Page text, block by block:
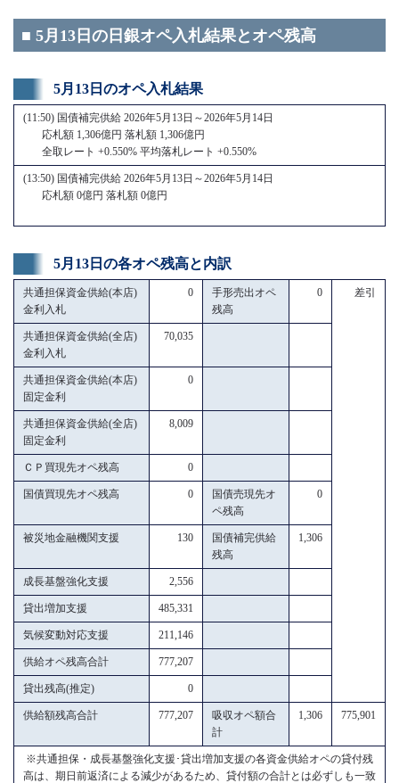
■ 5月13日の日銀オペ入札結果とオペ残高
5月13日のオペ入札結果
(11:50) 国債補完供給 2026年5月13日～2026年5月14日
応札額 1,306億円 落札額 1,306億円
全取レート +0.550% 平均落札レート +0.550%
(13:50) 国債補完供給 2026年5月13日～2026年5月14日
応札額 0億円 落札額 0億円
5月13日の各オペ残高と内訳
共通担保資金供給(本店)
金利入札
0
手形売出オペ
残高
0 差引
共通担保資金供給(全店)
金利入札
70,035
共通担保資金供給(本店)
固定金利
0
共通担保資金供給(全店)
固定金利
8,009
ＣＰ買現先オペ残高 0
国債買現先オペ残高 0
国債売現先オ
ペ残高
0
被災地金融機関支援 130
国債補完供給
残高
1,306
成長基盤強化支援 2,556
貸出増加支援 485,331
気候変動対応支援 211,146
供給オペ残高合計 777,207
貸出残高(推定) 0
供給額残高合計 777,207
吸収オペ額合
計
1,306 775,901
※共通担保・成長基盤強化支援･貸出増加支援の各資金供給オペの貸付残
高は、期日前返済による減少があるため、貸付額の合計とは必ずしも一致